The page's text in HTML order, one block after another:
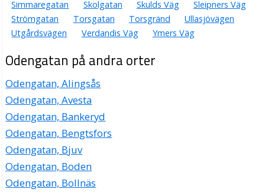
Simmaregatan Skolgatan Skulds Väg
Sleipners Väg
Strömgatan
Torsgatan Torsgränd
Ullasjövägen
Utgårdsvägen
Verdandis Väg Ymers Väg
Odengatan på andra orter
Odengatan, Alingsås
Odengatan, Avesta
Odengatan, Bankeryd
Odengatan, Bengtsfors
Odengatan, Bjuv
Odengatan, Boden
Odengatan, Bollnäs